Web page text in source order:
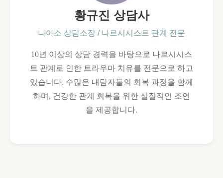
황규진 상담사
나아소 상담소장 / 나르시시스트 관계 전문
10년 이상의 상담 경력을 바탕으로 나르시시스
트 관계로 인한 트라우마 치유를 전문으로 하고
있습니다. 수많은 내담자들의 회복 과정을 함께
하며, 건강한 관계 회복을 위한 실질적인 조언
을 제공합니다.